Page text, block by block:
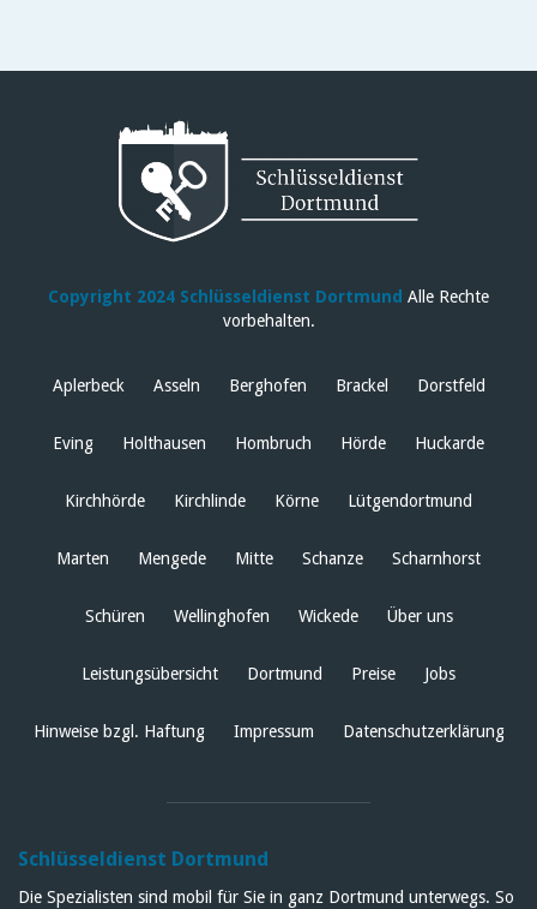
Copyright 2024 Schlüsseldienst Dortmund Alle Rechte
vorbehalten.
Aplerbeck Asseln Berghofen Brackel Dorstfeld
Eving Holthausen Hombruch Hörde Huckarde
Kirchhörde Kirchlinde Körne Lütgendortmund
Marten Mengede Mitte Schanze Scharnhorst
Schüren Wellinghofen Wickede Über uns
Leistungsübersicht Dortmund Preise Jobs
Hinweise bzgl. Haftung Impressum Datenschutzerklärung
Schlüsseldienst Dortmund
Die Spezialisten sind mobil für Sie in ganz Dortmund unterwegs. So